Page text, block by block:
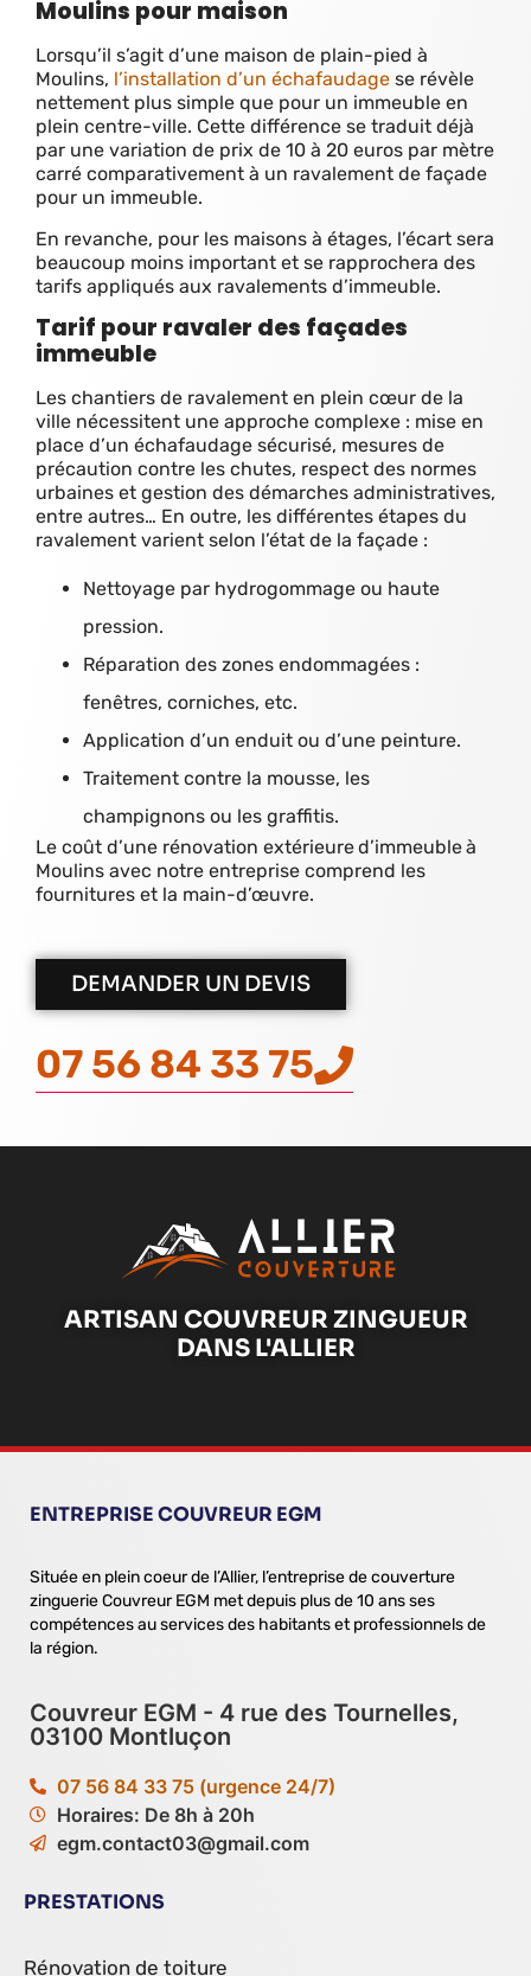
Moulins pour maison
Lorsqu’il s’agit d’une maison de plain-pied à
Moulins, l’installation d’un échafaudage se révèle
nettement plus simple que pour un immeuble en
plein centre-ville. Cette différence se traduit déjà
par une variation de prix de 10 à 20 euros par mètre
carré comparativement à un ravalement de façade
pour un immeuble.
En revanche, pour les maisons à étages, l’écart sera
beaucoup moins important et se rapprochera des
tarifs appliqués aux ravalements d’immeuble.
Tarif pour ravaler des façades
immeuble
Les chantiers de ravalement en plein cœur de la
ville nécessitent une approche complexe : mise en
place d’un échafaudage sécurisé, mesures de
précaution contre les chutes, respect des normes
urbaines et gestion des démarches administratives,
entre autres… En outre, les différentes étapes du
ravalement varient selon l’état de la façade :
Nettoyage par hydrogommage ou haute
pression.
Réparation des zones endommagées :
fenêtres, corniches, etc.
Application d’un enduit ou d’une peinture.
Traitement contre la mousse, les
champignons ou les graffitis.
Le coût d’une rénovation extérieured’immeubleà
Moulins avec notre entreprise comprend les
fournitures et la main-d’œuvre.
DEMANDER UN DEVIS
07 56 84 33 75
ARTISAN COUVREUR ZINGUEUR
DANS L'ALLIER
ENTREPRISE COUVREUR EGM
Située en plein coeur de l’Allier, l’entreprise de couverture
zinguerie Couvreur EGM met depuis plus de 10 ans ses
compétences au services des habitants et professionnels de
la région.
Couvreur EGM - 4 rue des Tournelles,
03100 Montluçon
07 56 84 33 75 (urgence 24/7)
Horaires: De 8h à 20h
egm.contact03@gmail.com
PRESTATIONS
Rénovation de toiture